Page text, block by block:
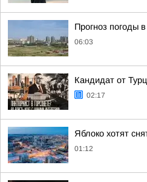
Прогноз погоды в
06:03
Кандидат от
02:17
Яблоко хотят
01:12